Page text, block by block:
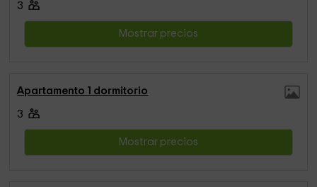
3
Mostrar precios
Apartamento 1 dormitorio
3
Mostrar precios